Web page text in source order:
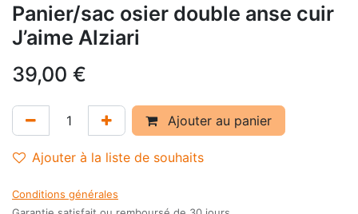
Panier/sac osier double anse cuir
J’aime Alziari
39,00 €
Ajouter au panier
Ajouter à la liste de souhaits
Conditions générales